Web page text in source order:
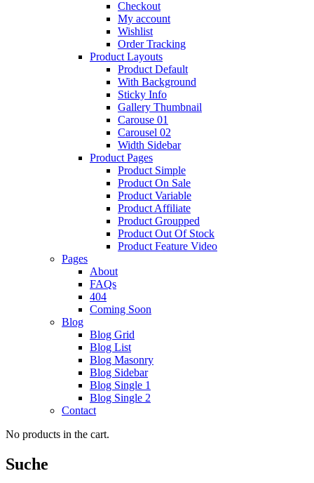
Checkout
My account
Wishlist
Order Tracking
Product Layouts
Product Default
With Background
Sticky Info
Gallery Thumbnail
Carouse 01
Carousel 02
Width Sidebar
Product Pages
Product Simple
Product On Sale
Product Variable
Product Affiliate
Product Groupped
Product Out Of Stock
Product Feature Video
Pages
About
FAQs
404
Coming Soon
Blog
Blog Grid
Blog List
Blog Masonry
Blog Sidebar
Blog Single 1
Blog Single 2
Contact
No products in the cart.
Suche